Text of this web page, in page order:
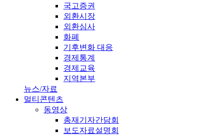
국고증권
외환시장
외환심사
화폐
기후변화 대응
경제통계
경제교육
지역본부
뉴스/자료
멀티콘텐츠
동영상
총재기자간담회
보도자료설명회